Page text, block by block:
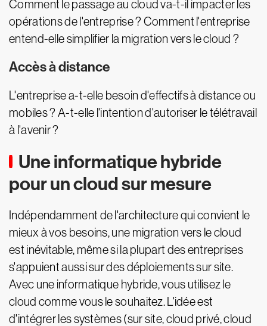
Comment le passage au cloud va-t-il impacter les
opérations de l'entreprise ? Comment l'entreprise
entend-elle simplifier la migration vers le cloud ?
Accès à distance
L'entreprise a-t-elle besoin d'effectifs à distance ou
mobiles ? A-t-elle l'intention d'autoriser le télétravail
à l'avenir ?
Une informatique hybride
pour un cloud sur mesure
Indépendamment de l'architecture qui convient le
mieux à vos besoins, une migration vers le cloud
est inévitable, même si la plupart des entreprises
s'appuient aussi sur des déploiements sur site.
Avec une informatique hybride, vous utilisez le
cloud comme vous le souhaitez. L'idée est
d'intégrer les systèmes (sur site, cloud privé, cloud